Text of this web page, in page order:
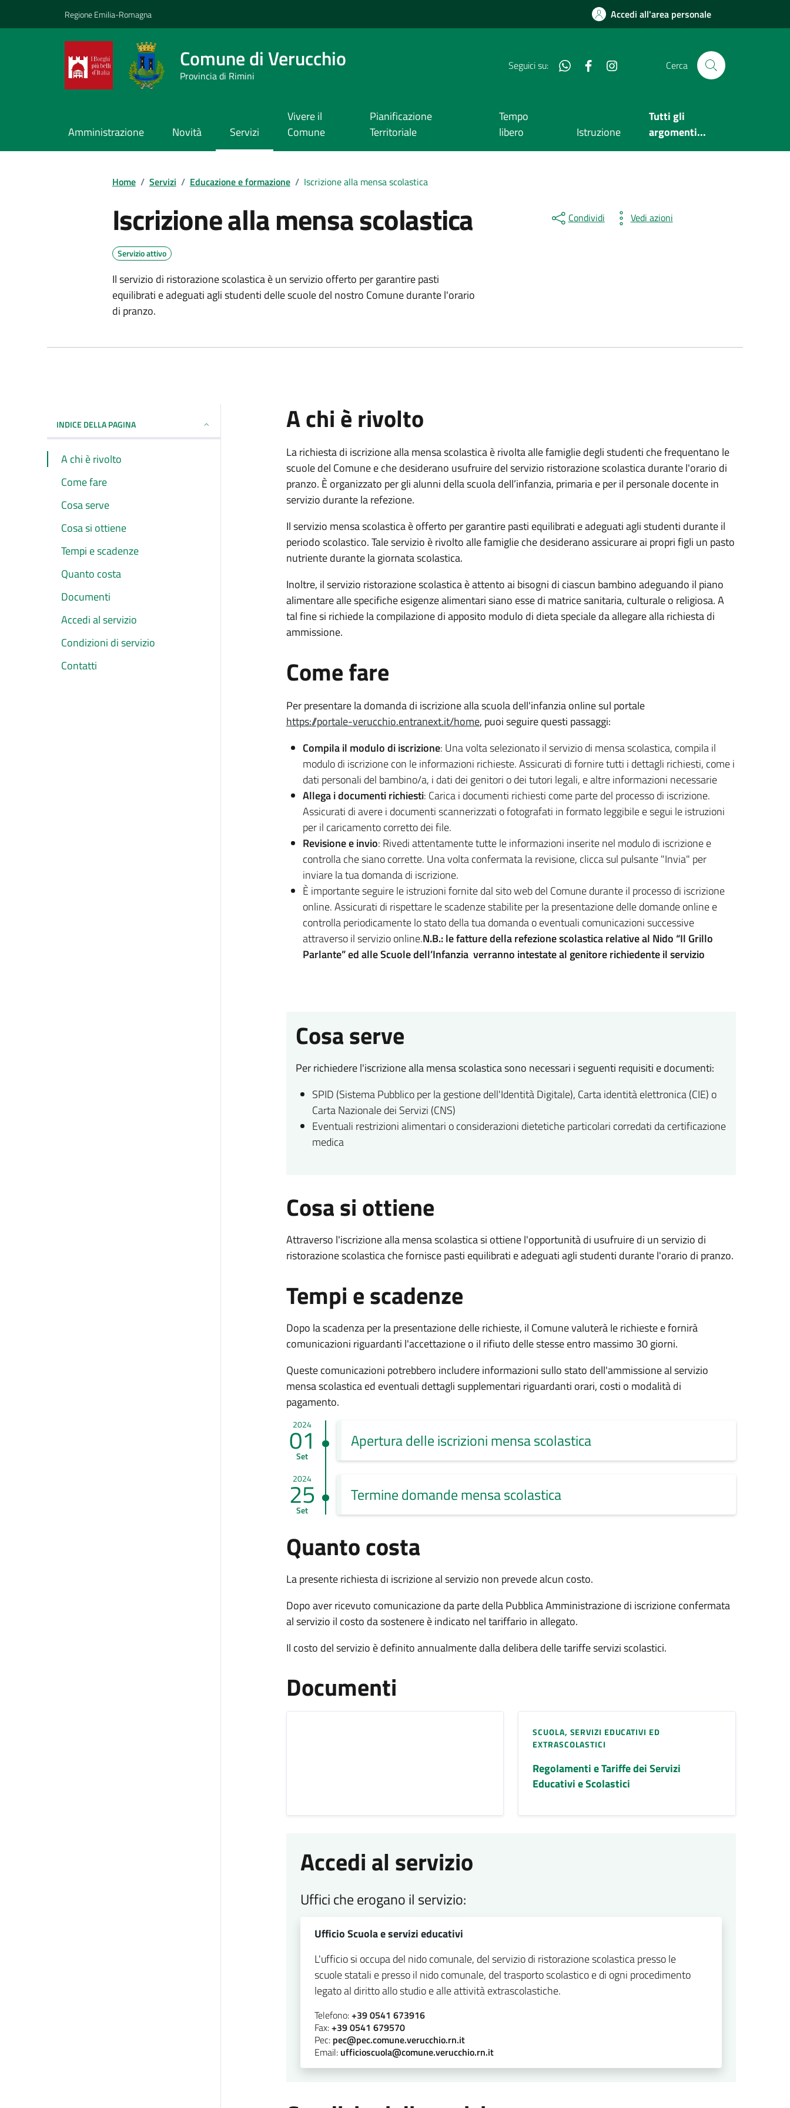
Regione Emilia-Romagna Accedi all'area personale
Comune di Verucchio
Provincia di Rimini
Seguici su: WhatsappFacebook Cerca
Amministrazione Novità Servizi
Vivere il
Comune
Pianificazione
Territoriale
Tempo
libero
Istruzione
Tutti gli
argomenti...
Home / Servizi / Educazione e formazione / Iscrizione alla mensa scolastica
Iscrizione alla mensa scolastica
Servizio attivo
Il servizio di ristorazione scolastica è un servizio offerto per garantire pasti
equilibrati e adeguati agli studenti delle scuole del nostro Comune durante l'orario
di pranzo.
Condividi Vedi azioni
INDICE DELLA PAGINA
A chi è rivolto
Come fare
Cosa serve
Cosa si ottiene
Tempi e scadenze
Quanto costa
Documenti
Accedi al servizio
Condizioni di servizio
Contatti
A chi è rivolto
La richiesta di iscrizione alla mensa scolastica è rivolta alle famiglie degli studenti che frequentano le
scuole del Comune e che desiderano usufruire del servizio ristorazione scolastica durante l'orario di
pranzo. È organizzato per gli alunni della scuola dell’infanzia, primaria e per il personale docente in
servizio durante la refezione.
Il servizio mensa scolastica è offerto per garantire pasti equilibrati e adeguati agli studenti durante il
periodo scolastico. Tale servizio è rivolto alle famiglie che desiderano assicurare ai propri figli un pasto
nutriente durante la giornata scolastica.
Inoltre, il servizio ristorazione scolastica è attento ai bisogni di ciascun bambino adeguando il piano
alimentare alle specifiche esigenze alimentari siano esse di matrice sanitaria, culturale o religiosa. A
tal fine si richiede la compilazione di apposito modulo di dieta speciale da allegare alla richiesta di
ammissione.
Come fare
Per presentare la domanda di iscrizione alla scuola dell'infanzia online sul portale
https://portale-verucchio.entranext.it/home, puoi seguire questi passaggi:
Compila il modulo di iscrizione: Una volta selezionato il servizio di mensa scolastica, compila il
modulo di iscrizione con le informazioni richieste. Assicurati di fornire tutti i dettagli richiesti, come i
dati personali del bambino/a, i dati dei genitori o dei tutori legali, e altre informazioni necessarie
Allega i documenti richiesti: Carica i documenti richiesti come parte del processo di iscrizione.
Assicurati di avere i documenti scannerizzati o fotografati in formato leggibile e segui le istruzioni
per il caricamento corretto dei file.
Revisione e invio: Rivedi attentamente tutte le informazioni inserite nel modulo di iscrizione e
controlla che siano corrette. Una volta confermata la revisione, clicca sul pulsante "Invia" per
inviare la tua domanda di iscrizione.
È importante seguire le istruzioni fornite dal sito web del Comune durante il processo di iscrizione
online. Assicurati di rispettare le scadenze stabilite per la presentazione delle domande online e
controlla periodicamente lo stato della tua domanda o eventuali comunicazioni successive
attraverso il servizio online.N.B.: le fatture della refezione scolastica relative al Nido “Il Grillo
Parlante” ed alle Scuole dell’Infanzia verranno intestate al genitore richiedente il servizio
Cosa serve
Per richiedere l'iscrizione alla mensa scolastica sono necessari i seguenti requisiti e documenti:
SPID (Sistema Pubblico per la gestione dell'Identità Digitale), Carta identità elettronica (CIE) o
Carta Nazionale dei Servizi (CNS)
Eventuali restrizioni alimentari o considerazioni dietetiche particolari corredati da certificazione
medica
Cosa si ottiene
Attraverso l'iscrizione alla mensa scolastica si ottiene l'opportunità di usufruire di un servizio di
ristorazione scolastica che fornisce pasti equilibrati e adeguati agli studenti durante l'orario di pranzo.
Tempi e scadenze
Dopo la scadenza per la presentazione delle richieste, il Comune valuterà le richieste e fornirà
comunicazioni riguardanti l'accettazione o il rifiuto delle stesse entro massimo 30 giorni.
Queste comunicazioni potrebbero includere informazioni sullo stato dell'ammissione al servizio
mensa scolastica ed eventuali dettagli supplementari riguardanti orari, costi o modalità di
pagamento.
2024
01
Set
Apertura delle iscrizioni mensa scolastica
2024
25
Set
Termine domande mensa scolastica
Quanto costa
La presente richiesta di iscrizione al servizio non prevede alcun costo.
Dopo aver ricevuto comunicazione da parte della Pubblica Amministrazione di iscrizione confermata
al servizio il costo da sostenere è indicato nel tariffario in allegato.
Il costo del servizio è definito annualmente dalla delibera delle tariffe servizi scolastici.
Documenti
SCUOLA, SERVIZI EDUCATIVI ED
EXTRASCOLASTICI
Regolamenti e Tariffe dei Servizi
Educativi e Scolastici
Accedi al servizio
Uffici che erogano il servizio:
Ufficio Scuola e servizi educativi
L'ufficio si occupa del nido comunale, del servizio di ristorazione scolastica presso le
scuole statali e presso il nido comunale, del trasporto scolastico e di ogni procedimento
legato al diritto allo studio e alle attività extrascolastiche.
Telefono:+39 0541 673916
Fax:+39 0541 679570
Pec: pec@pec.comune.verucchio.rn.it
Email: ufficioscuola@comune.verucchio.rn.it